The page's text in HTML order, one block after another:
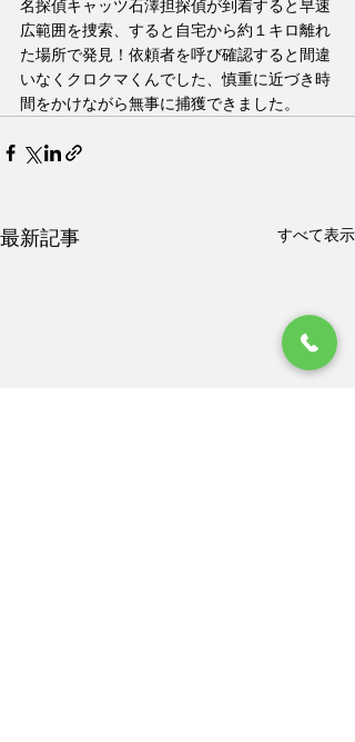
名探偵キャッツ石澤担探偵が到着すると早速
広範囲を捜索、すると自宅から約１キロ離れ
た場所で発見！依頼者を呼び確認すると間違
いなくクロクマくんでした、慎重に近づき時
間をかけながら無事に捕獲できました。
最新記事 すべて表示